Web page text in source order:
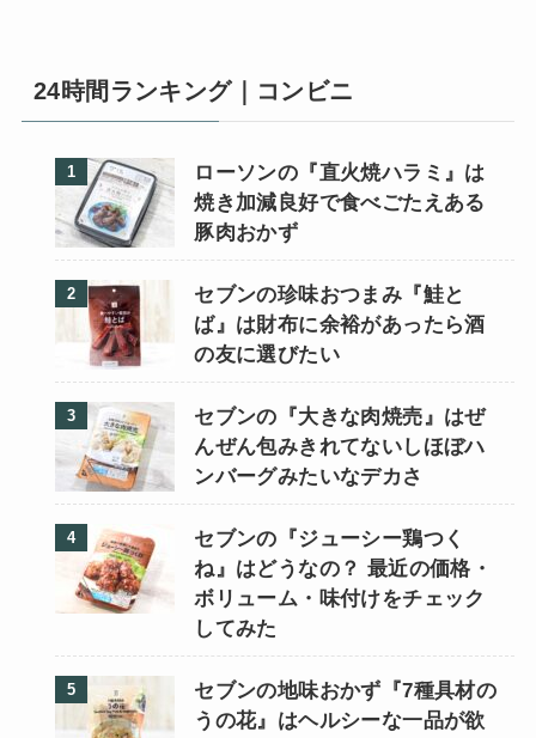
24時間ランキング｜コンビニ
ローソンの『直火焼ハラミ』は
焼き加減良好で食べごたえある
豚肉おかず
セブンの珍味おつまみ『鮭と
ば』は財布に余裕があったら酒
の友に選びたい
セブンの『大きな肉焼売』はぜ
んぜん包みきれてないしほぼハ
ンバーグみたいなデカさ
セブンの『ジューシー鶏つく
ね』はどうなの？ 最近の価格・
ボリューム・味付けをチェック
してみた
セブンの地味おかず『7種具材の
うの花』はヘルシーな一品が欲